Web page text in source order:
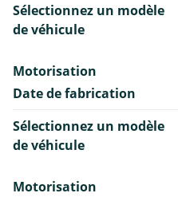
Sélectionnez un modèle
de véhicule
Motorisation
Date de fabrication
Sélectionnez un modèle
de véhicule
Motorisation